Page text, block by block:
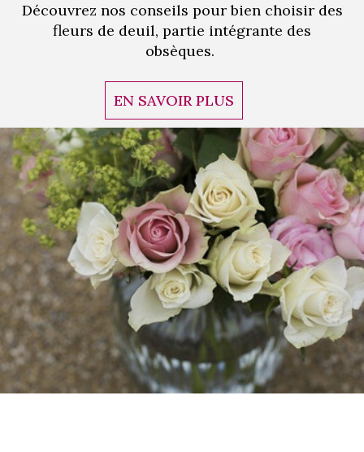
Découvrez nos conseils pour bien choisir des
fleurs de deuil, partie intégrante des
obsèques.
EN SAVOIR PLUS